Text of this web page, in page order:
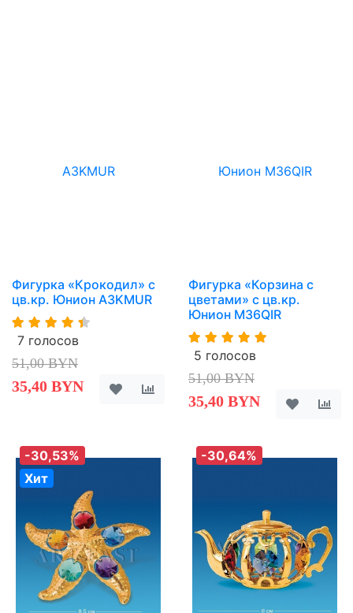
Фигурка «Крокодил» с
цв.кр. Юнион A3KMUR
7 голосов
51,00 BYN
35,40 BYN
Фигурка «Корзина с
цветами» с цв.кр.
Юнион M36QIR
5 голосов
51,00 BYN
35,40 BYN
-30,53%
Хит
-30,64%